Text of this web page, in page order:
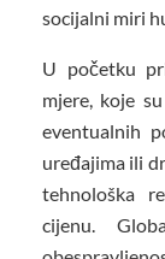
socijalni miri
U početku
mjere, koje
eventualnih
uređajima ili
tehnološka
cijenu.